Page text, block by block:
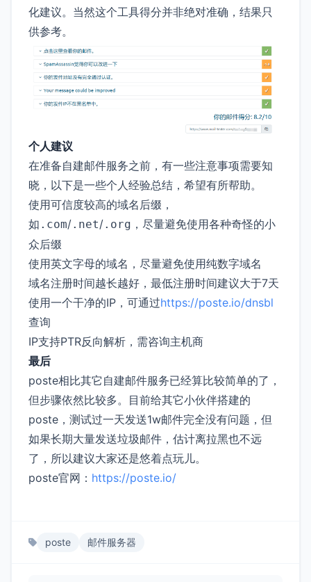
化建议。当然这个工具得分并非绝对准确，结果只
供参考。
个人建议
在准备自建邮件服务之前，有一些注意事项需要知
晓，以下是一些个人经验总结，希望有所帮助。
使用可信度较高的域名后缀，
如 .com/.net/.org ，尽量避免使用各种奇怪的小
众后缀
使用英文字母的域名，尽量避免使用纯数字域名
域名注册时间越长越好，最低注册时间建议大于7天
使用一个干净的IP，可通过https://poste.io/dnsbl
查询
IP支持PTR反向解析，需咨询主机商
最后
poste相比其它自建邮件服务已经算比较简单的了，
但步骤依然比较多。目前给其它小伙伴搭建的
poste，测试过一天发送1w邮件完全没有问题，但
如果长期大量发送垃圾邮件，估计离拉黑也不远
了，所以建议大家还是悠着点玩儿。
poste官网： https://poste.io/
poste 邮件服务器